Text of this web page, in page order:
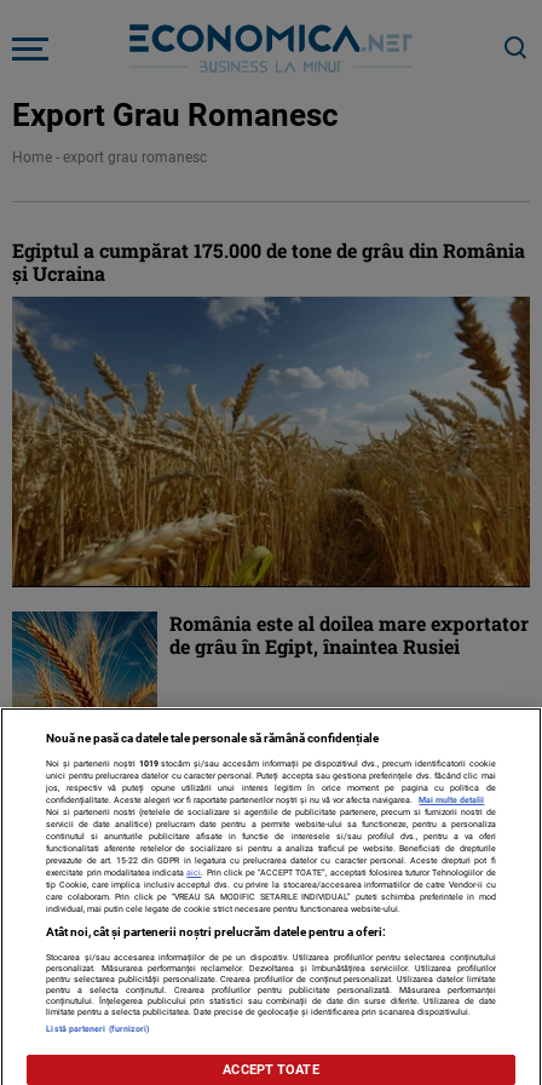
Export Grau Romanesc
Home - export grau romanesc
Egiptul a cumpărat 175.000 de tone de grâu din România
şi Ucraina
România este al doilea mare exportator
de grâu în Egipt, înaintea Rusiei
Contact Despre noi Termeni și condiții
Citarea se poate face în limita a 250 de semne. Nici o instituţie sau persoană
(site-uri, instituţii mass-media, firme de monitorizare) nu poate reproduce
Nouă ne pasă ca datele tale personale să rămână confidențiale
Noi și partenerii noștri 1019stocăm și/sau accesăm informații pe dispozitivul dvs., precum identificatorii cookie
unici pentru prelucrarea datelor cu caracter personal. Puteți accepta sau gestiona preferințele dvs. făcând clic mai
jos, respectiv vă puteți opune utilizării unui interes legitim în orice moment pe pagina cu politica de
confidențialitate. Aceste alegeri vor fi raportate partenerilor noștri și nu vă vor afecta navigarea.
Mai multe detalii
Noi si partenerii nostri (retelele de socializare si agentiile de publicitate partenere, precum si furnizorii nostri de
servicii de date analitice) prelucram date pentru a permite website-ului sa functioneze, pentru a personaliza
continutul si anunturile publicitare afisate in functie de interesele si/sau profilul dvs., pentru a va oferi
functionalitati aferente retelelor de socializare si pentru a analiza traficul pe website. Beneficiati de drepturile
prevazute de art. 15-22 din GDPR in legatura cu prelucrarea datelor cu caracter personal. Aceste drepturi pot fi
exercitate prin modalitatea indicataaici . Prin click pe “ACCEPT TOATE”, acceptati folosirea tuturor Tehnologiilor de
tip Cookie, care implica inclusiv acceptul dvs. cu privire la stocarea/accesarea informatiilor de catre Vendor-ii cu
care colaboram. Prin click pe “VREAU SA MODIFIC SETARILE INDIVIDUAL” puteti schimba preferintele in mod
individual, mai putin cele legate de cookie strict necesare pentru functionarea website-ului.
Atât noi, cât și partenerii noștri prelucrăm datele pentru a oferi:
Stocarea și/sau accesarea informațiilor de pe un dispozitiv. Utilizarea profilurilor pentru selectarea conținutului
personalizat. Măsurarea performanței reclamelor. Dezvoltarea și îmbunătățirea serviciilor. Utilizarea profilurilor
pentru selectarea publicității personalizate. Crearea profilurilor de conținut personalizat. Utilizarea datelor limitate
pentru a selecta conținutul. Crearea profilurilor pentru publicitate personalizată. Măsurarea performanței
conținutului. Înțelegerea publicului prin statistici sau combinații de date din surse diferite. Utilizarea de date
limitate pentru a selecta publicitatea. Date precise de geolocație și identificarea prin scanarea dispozitivului.
Listă parteneri (furnizori)
ACCEPT TOATE